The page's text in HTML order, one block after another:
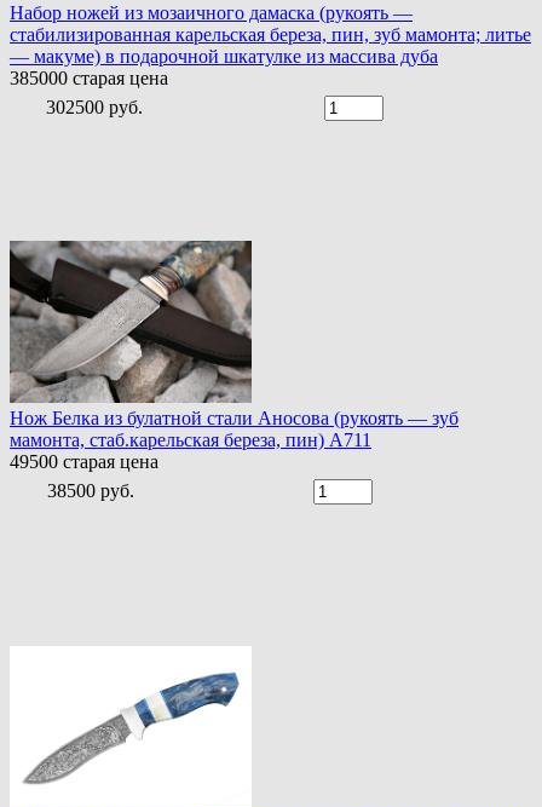
Набор ножей из мозаичного дамаска (рукоять —
стабилизированная карельская береза, пин, зуб мамонта; литье
— макуме) в подарочной шкатулке из массива дуба
385000 старая цена
302500 руб.
Нож Белка из булатной стали Аносова (рукоять — зуб
мамонта, стаб.карельская береза, пин) A711
49500 старая цена
38500 руб.